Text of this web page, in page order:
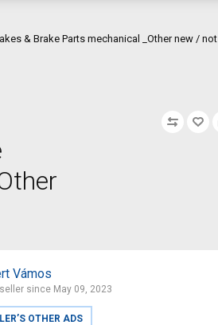
& Brake Parts mechanical _Other new / not
Vámos
since May 09, 2023
OTHER ADS